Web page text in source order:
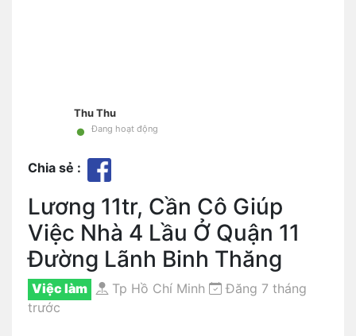
Thu Thu
• Đang hoạt động
Chia sẻ :
Lương 11tr, Cần Cô Giúp
Việc Nhà 4 Lầu Ở Quận 11
Đường Lãnh Binh Thăng
Việc làm Tp Hồ Chí Minh
Đăng 7 tháng
trước